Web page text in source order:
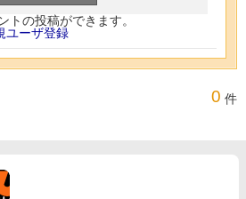
トの投稿ができます。
ユーザ登録
0 件